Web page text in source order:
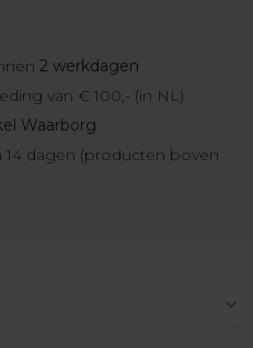
2 werkdagen
van € 100,- (in NL)
Waarborg
14 dagen (producten boven